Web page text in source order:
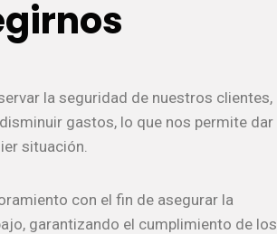
la seguridad de nuestros clientes,
gastos, lo que nos permite dar
situación.
con el fin de asegurar la
garantizando el cumplimiento de los